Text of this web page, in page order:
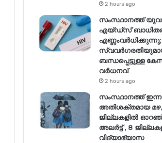
2 hours ago
സംസ്ഥാനത്ത്
എയ്ഡ്സ്
എണ്ണംവർധിക്കുന്നു;
ബന്ധപ്പെട്ടുള്ള
വര്‍ധനവ്
2 hours ago
സംസ്ഥാനത്ത്
അതിശക്തമായ മഴ,
ജില്ലകളിൽ
അലർട്ട് , 8
വിദ്യാഭ്യാസ